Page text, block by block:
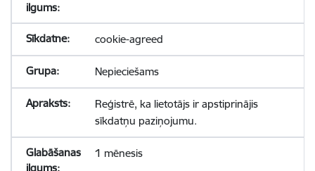
cookie-agreed
Nepieciešams
Reģistrē, ka lietotājs ir apstiprinājis
sīkdatņu paziņojumu.
1 mēnesis